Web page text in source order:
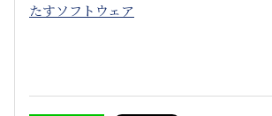
たすソフトウェア